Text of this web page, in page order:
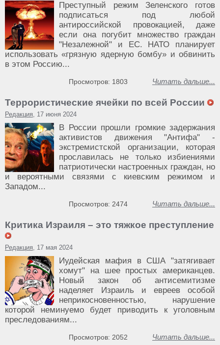
Преступный режим Зеленского готов
подписаться под любой
антироссийской провокацией, даже
если она погубит множество граждан
"Незалежной" и ЕС. НАТО планирует
использовать «грязную ядерную бомбу» и обвинить
в этом Россию...
Читать дальше...
Просмотров: 1803
Террористические ячейки по всей России
Редакция, 17 июня 2024
В России прошли громкие задержания
активистов движения "Антифа" -
экстремистской организации, которая
прославилась не только избиениями
патриотически настроенных граждан, но
и вероятными связями с киевским режимом и
Западом...
Читать дальше...
Просмотров: 2474
Критика Израиля – это тяжкое преступление
Редакция, 17 мая 2024
Иудейская мафия в США "затягивает
хомут" на шее простых американцев.
Новый закон об антисемитизме
наделяет Израиль и евреев особой
неприкосновенностью, нарушение
которой неминуемо будет приводить к уголовным
преследованиям...
Читать дальше...
Просмотров: 2052